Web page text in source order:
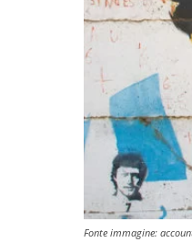
Fonte immagine: